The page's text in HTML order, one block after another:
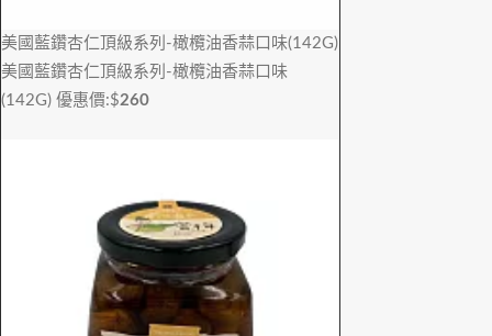
美國藍鑽杏仁頂級系列-橄欖油香蒜口味(142G)
美國藍鑽杏仁頂級系列-橄欖油香蒜口味
(142G) 優惠價:$260